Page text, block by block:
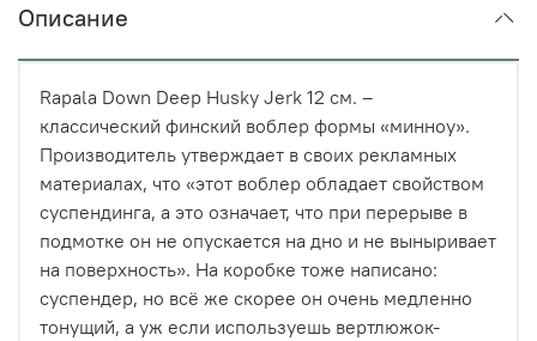
Описание
Rapala Down Deep Husky Jerk 12 см. –
классический финский воблер формы «минноу».
Производитель утверждает в своих рекламных
материалах, что «этот воблер обладает свойством
суспендинга, а это означает, что при перерыве в
подмотке он не опускается на дно и не выныривает
на поверхность». На коробке тоже написано:
суспендер, но всё же скорее он очень медленно
тонущий, а уж если используешь вертлюжок-